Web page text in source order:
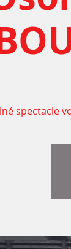
spectacle